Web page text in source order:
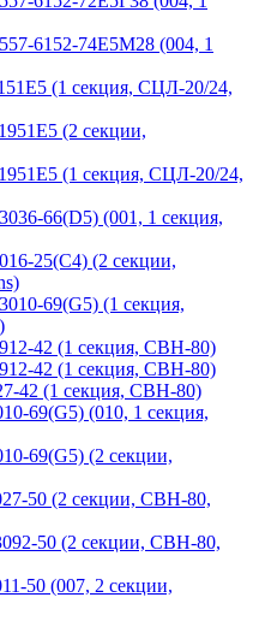
6152-74Е5М28 (004, 1
(1 секция, СЦЛ-20/24,
(2 секции,
(1 секция, СЦЛ-20/24,
66(D5) (001, 1 секция,
25(С4) (2 секции,
69(G5) (1 секция,
42 (1 секция, СВН-80)
42 (1 секция, СВН-80)
42 (1 секция, СВН-80)
69(G5) (010, 1 секция,
69(G5) (2 секции,
50 (2 секции, СВН-80,
50 (2 секции, СВН-80,
50 (007, 2 секции,